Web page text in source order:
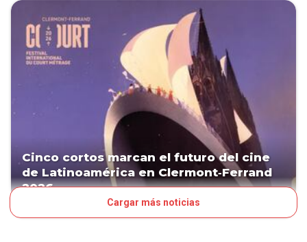
Cinco cortos marcan el futuro del cine
de Latinoamérica en Clermont‑Ferrand
2026
Cargar más noticias